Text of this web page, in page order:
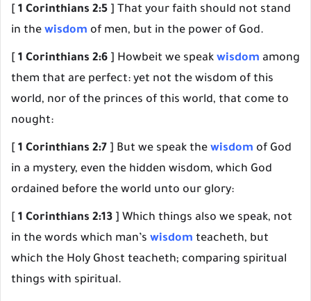
1 Corinthians 2:5 ] That your faith should not stand
in the wisdom of men, but in the power of God.
1 Corinthians 2:6 ] Howbeit we speak wisdom among
them that are perfect: yet not the wisdom of this
world, nor of the princes of this world, that come to
nought:
1 Corinthians 2:7 ] But we speak the wisdom of God
in a mystery, even the hidden wisdom, which God
ordained before the world unto our glory:
1 Corinthians 2:13 ] Which things also we speak, not
in the words which man’s wisdom teacheth, but
which the Holy Ghost teacheth; comparing spiritual
things with spiritual.